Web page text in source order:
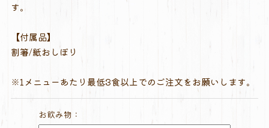
す。
【付属品】
割箸/紙おしぼり
※1メニューあたり最低3食以上でのご注文をお願いします。
お飲み物：